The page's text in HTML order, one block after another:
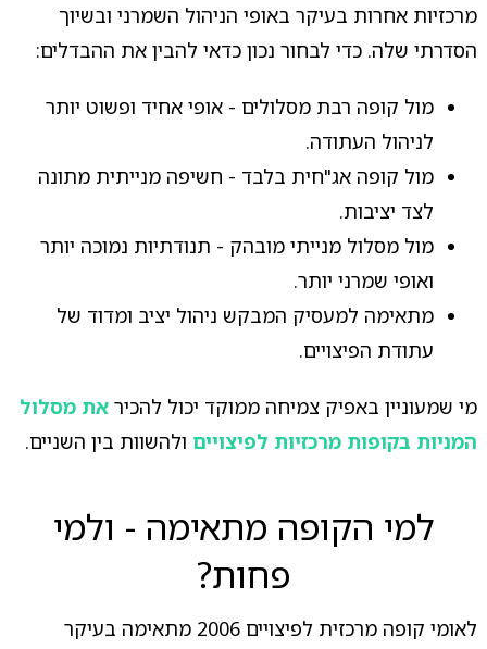
מרכזיות אחרות בעיקר באופי הניהול השמרני ובשיוך
הסדרתי שלה. כדי לבחור נכון כדאי להבין את ההבדלים:
מול קופה רבת מסלולים - אופי אחיד ופשוט יותר
לניהול העתודה.
מול קופה אג"חית בלבד - חשיפה מנייתית מתונה
לצד יציבות.
מול מסלול מנייתי מובהק - תנודתיות נמוכה יותר
ואופי שמרני יותר.
מתאימה למעסיק המבקש ניהול יציב ומדוד של
עתודת הפיצויים.
מי שמעוניין באפיק צמיחה ממוקד יכול להכיר את מסלול
המניות בקופות מרכזיות לפיצויים ולהשוות בין השניים.
למי הקופה מתאימה - ולמי
פחות?
לאומי קופה מרכזית לפיצויים 2006 מתאימה בעיקר